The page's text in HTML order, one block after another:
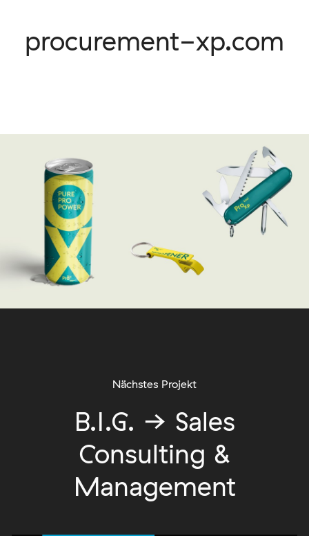
procurement-xp.com
Nächstes Projekt
B.I.G. → Sales
Consulting &
Management